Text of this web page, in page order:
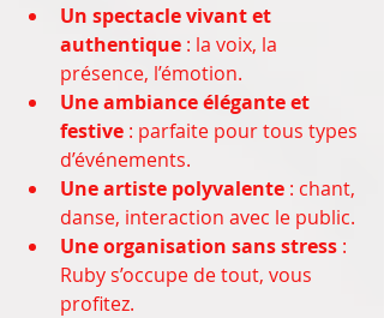
Un spectacle vivant et
authentique : la voix, la
présence, l’émotion.
Une ambiance élégante et
festive : parfaite pour tous types
d’événements.
Une artiste polyvalente : chant,
danse, interaction avec le public.
Une organisation sans stress :
Ruby s’occupe de tout, vous
profitez.